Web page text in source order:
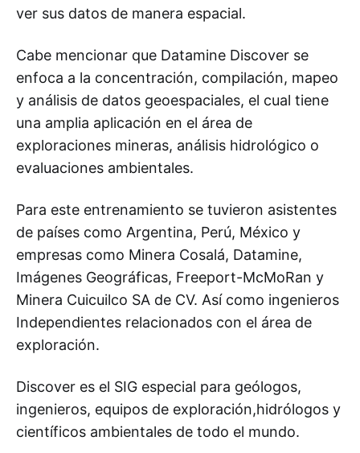
ver sus datos de manera espacial.
Cabe mencionar que Datamine Discover se
enfoca a la concentración, compilación, mapeo
y análisis de datos geoespaciales, el cual tiene
una amplia aplicación en el área de
exploraciones mineras, análisis hidrológico o
evaluaciones ambientales.
Para este entrenamiento se tuvieron asistentes
de países como Argentina, Perú, México y
empresas como Minera Cosalá, Datamine,
Imágenes Geográficas, Freeport-McMoRan y
Minera Cuicuilco SA de CV. Así como ingenieros
Independientes relacionados con el área de
exploración.
Discover es el SIG especial para geólogos,
ingenieros, equipos de exploración,hidrólogos y
científicos ambientales de todo el mundo.